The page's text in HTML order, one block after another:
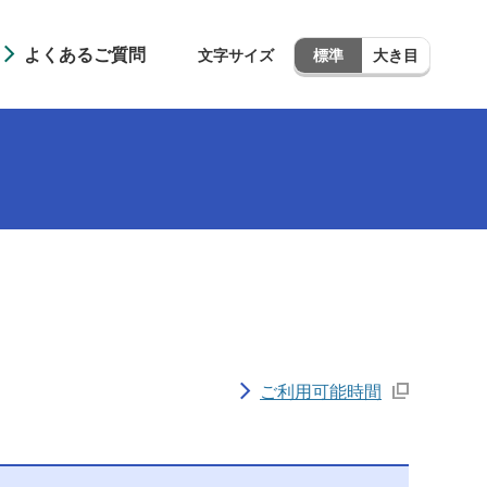
よくあるご質問 文字サイズ 標準 大き目
ご利用可能時間